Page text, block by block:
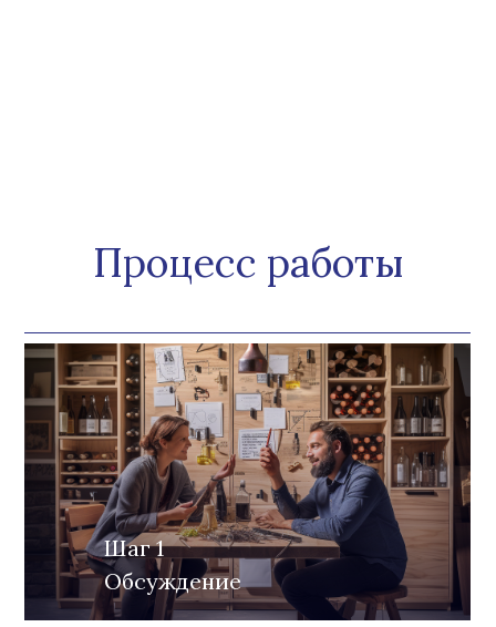
Процесс работы
Шаг 1
Обсуждение